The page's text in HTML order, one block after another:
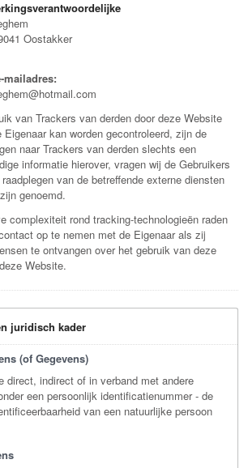
Oostakker
mailadres:
van Trackers van derden door deze Website
Eigenaar kan worden gecontroleerd, zijn de
naar Trackers van derden slechts een
informatie hierover, vragen wij de Gebruikers
van de betreffende externe diensten
genoemd.
complexiteit rond tracking-technologieën raden
op te nemen met de Eigenaar als zij
te ontvangen over het gebruik van deze
Website.
juridisch kader
(of Gegevens)
direct, indirect of in verband met andere
een persoonlijk identificatienummer - de
van een natuurlijke persoon